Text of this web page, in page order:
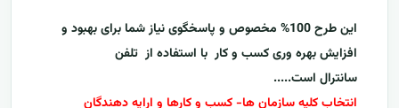
این طرح 100% مخصوص و پاسخگوی نیاز شما برای بهبود و
افزایش بهره وری کسب و کار با استفاده از تلفن
سانترال است.....
انتخاب کلیه سازمان ها- کسب و کارها و ارایه دهندگان